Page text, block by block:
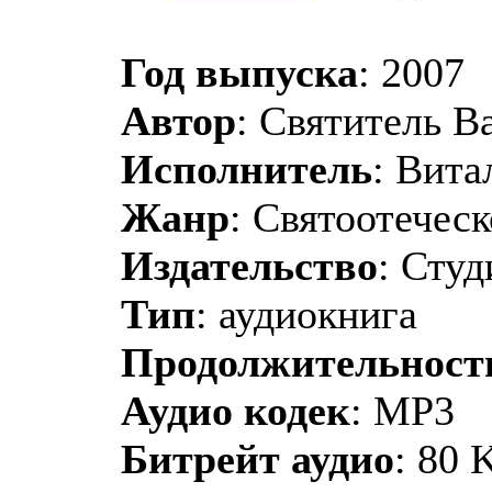
Год выпуска: 2007
Автор: Святитель
Исполнитель:
Жанр:
Издательство:
Тип: аудиокнига
Аудио кодек: MP3
Битрейт аудио: 80